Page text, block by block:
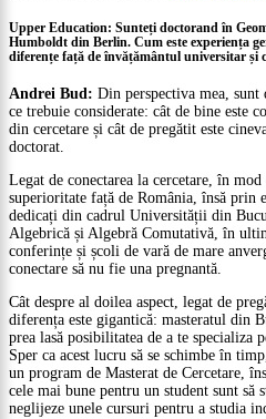
Upper Education: Sunteți doctorand în
Humboldt din Berlin. Cum este experiența
diferențe față de învățământul universitar și
Andrei Bud: Din perspectiva mea,
ce trebuie considerate: cât de bine este
din cercetare și cât de pregătit este
doctorat.
Legat de conectarea la cercetare, în
superioritate față de România, însă
dedicați din cadrul Universității din
Algebrică și Algebră Comutativă, în
conferințe și școli de vară de mare
conectare să nu fie una pregnantă.
Cât despre al doilea aspect, legat de
diferența este gigantică: masteratul din
prea lasă posibilitatea de a te specializa
Sper ca acest lucru să se schimbe în
un program de Masterat de Cercetare,
cele mai bune pentru un student sunt să
neglijeze unele cursuri pentru a studia